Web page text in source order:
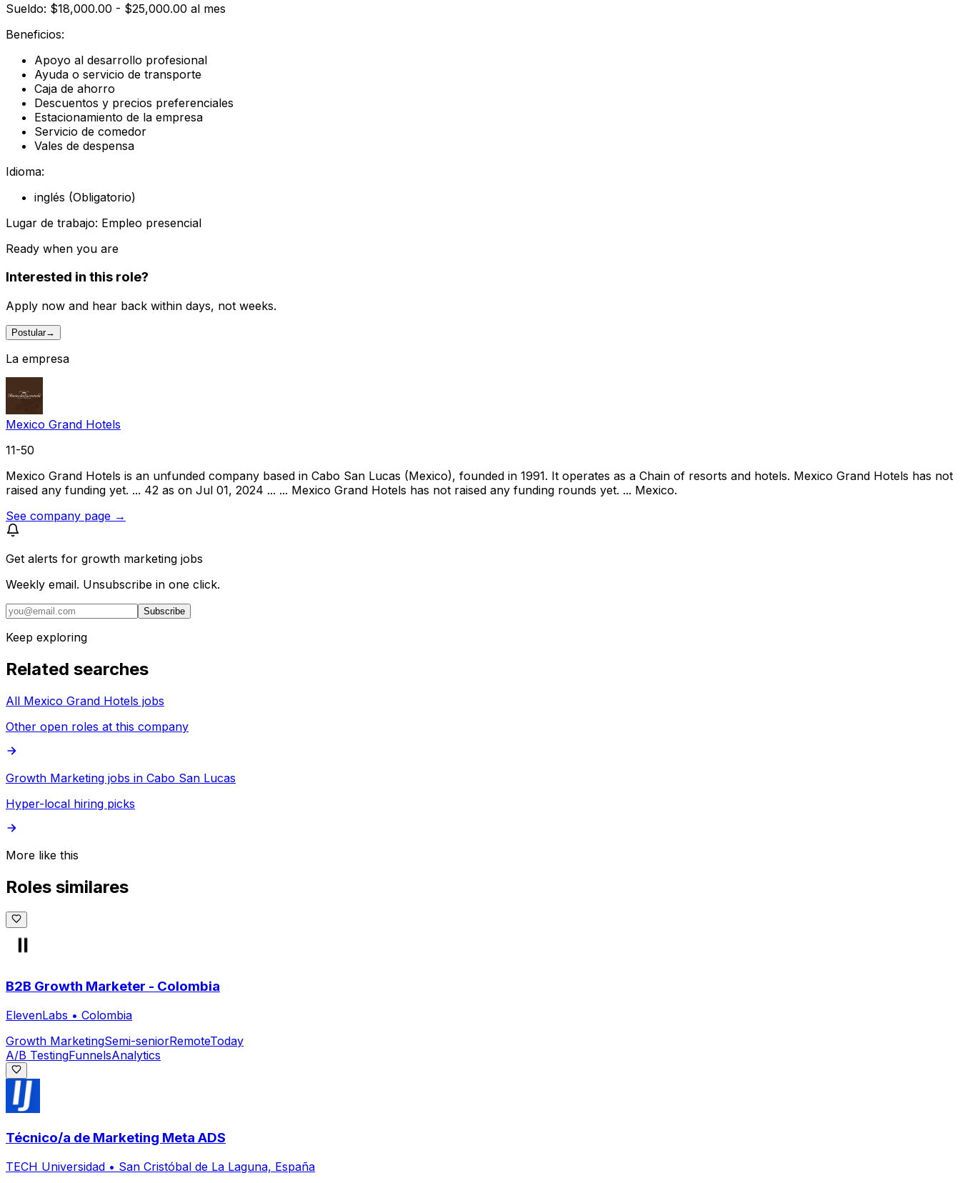
Sueldo: $18,000.00 - $25,000.00 al mes
Beneficios:
Apoyo al desarrollo profesional
Ayuda o servicio de transporte
Caja de ahorro
Descuentos y precios preferenciales
Estacionamiento de la empresa
Servicio de comedor
Vales de despensa
Idioma:
inglés (Obligatorio)
Lugar de trabajo: Empleo presencial
Ready when you are
Interested in this role?
Apply now and hear back within days, not weeks.
Postular→
La empresa
Mexico Grand Hotels
11-50
Mexico Grand Hotels is an unfunded company based in Cabo San Lucas (Mexico), founded in 1991. It operates as a Chain of resorts and hotels. Mexico Grand Hotels has not
raised any funding yet. ... 42 as on Jul 01, 2024 ... ... Mexico Grand Hotels has not raised any funding rounds yet. ... Mexico.
See company page →
Get alerts for growth marketing jobs
Weekly email. Unsubscribe in one click.
Subscribe
Keep exploring
Related searches
All Mexico Grand Hotels jobs
Other open roles at this company
Growth Marketing jobs in Cabo San Lucas
Hyper-local hiring picks
More like this
Roles similares
B2B Growth Marketer - Colombia
ElevenLabs • Colombia
Growth MarketingSemi-seniorRemoteToday
A/B TestingFunnelsAnalytics
Técnico/a de Marketing Meta ADS
TECH Universidad • San Cristóbal de La Laguna, España